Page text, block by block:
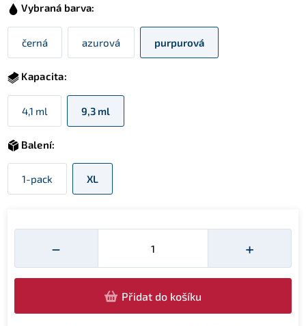
Vybraná barva:
černá azurová purpurová
Kapacita:
4,1 ml 9,3 ml
Balení:
1-pack XL
−
Množství
+
Přidat do košíku